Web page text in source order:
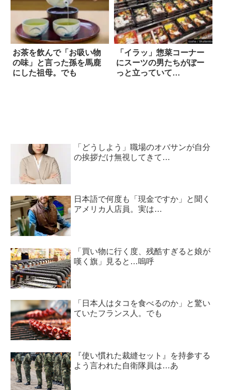
お茶を飲んで「お吸い物
の味」と言った孫を馬鹿
にした祖母。でも
「イラッ」惣菜コーナー
にスーツの男たちがぼー
っと立っていて…
「どうしよう」職場のオバサンが自分
の挨拶だけ無視してきて…
日本語で何度も「現金ですか」と聞く
アメリカ人店員。実は…
「買い物に行く度、残酷すぎると娘が
嘆く旗」見ると…嗚呼
「日本人はタコを食べるのか」と驚い
ていたフランス人。でも
『使い慣れた裁縫セット』を持参する
よう言われた自衛隊員は…あ